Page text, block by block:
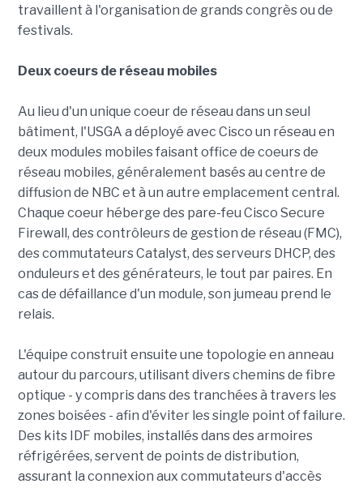
travaillent à l'organisation de grands congrès ou de
festivals.
Deux coeurs de réseau mobiles
Au lieu d'un unique coeur de réseau dans un seul
bâtiment, l'USGA a déployé avec Cisco un réseau en
deux modules mobiles faisant office de coeurs de
réseau mobiles, généralement basés au centre de
diffusion de NBC et à un autre emplacement central.
Chaque coeur héberge des pare-feu Cisco Secure
Firewall, des contrôleurs de gestion de réseau (FMC),
des commutateurs Catalyst, des serveurs DHCP, des
onduleurs et des générateurs, le tout par paires. En
cas de défaillance d'un module, son jumeau prend le
relais.
L'équipe construit ensuite une topologie en anneau
autour du parcours, utilisant divers chemins de fibre
optique - y compris dans des tranchées à travers les
zones boisées - afin d'éviter les single point of failure.
Des kits IDF mobiles, installés dans des armoires
réfrigérées, servent de points de distribution,
assurant la connexion aux commutateurs d'accès